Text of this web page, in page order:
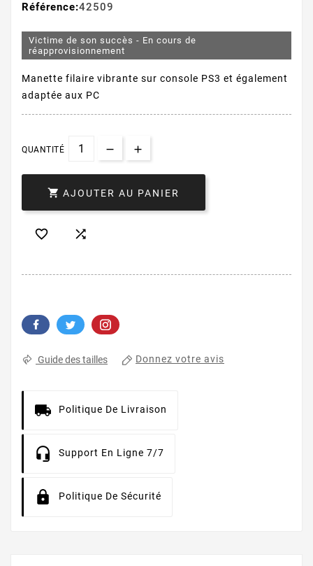
Référence:42509
Victime de son succès - En cours de
réapprovisionnement
Manette filaire vibrante sur console PS3 et également
adaptée aux PC
QUANTITÉ
 AJOUTER AU PANIER
 
Guide des tailles Donnez votre avis
Politique De Livraison
Support En Ligne 7/7
Politique De Sécurité